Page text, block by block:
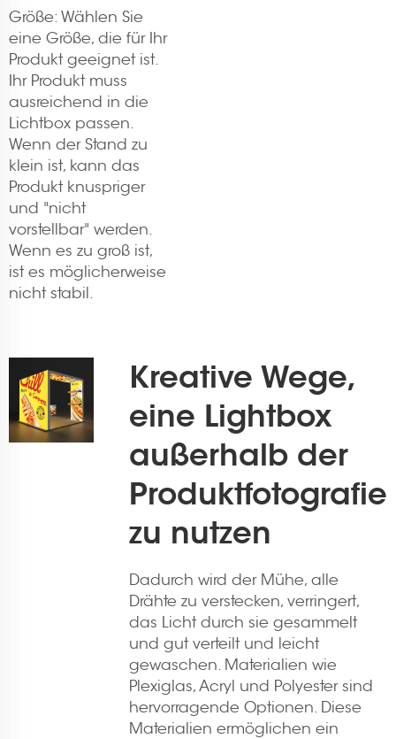
Größe: Wählen Sie
eine Größe, die für Ihr
Produkt geeignet ist.
Ihr Produkt muss
ausreichend in die
Lichtbox passen.
Wenn der Stand zu
klein ist, kann das
Produkt knuspriger
und "nicht
vorstellbar" werden.
Wenn es zu groß ist,
ist es möglicherweise
nicht stabil.
Kreative Wege,
eine Lightbox
außerhalb der
Produktfotografie
zu nutzen
Dadurch wird der Mühe, alle
Drähte zu verstecken, verringert,
das Licht durch sie gesammelt
und gut verteilt und leicht
gewaschen. Materialien wie
Plexiglas, Acryl und Polyester sind
hervorragende Optionen. Diese
Materialien ermöglichen ein